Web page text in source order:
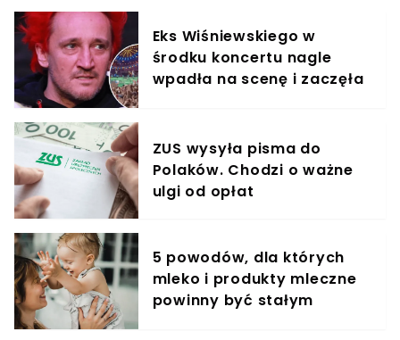
Eks Wiśniewskiego w
środku koncertu nagle
wpadła na scenę i zaczęła
ZUS wysyła pisma do
Polaków. Chodzi o ważne
ulgi od opłat
5 powodów, dla których
mleko i produkty mleczne
powinny być stałym